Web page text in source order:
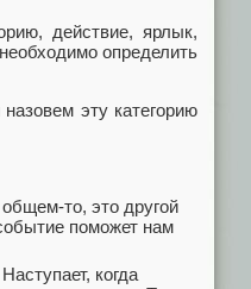
действие, ярлык,
определить
эту категорию
то, это другой
поможет нам
когда